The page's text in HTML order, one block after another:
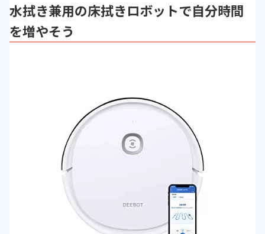
ジャパネットなどの通販サイトの最新売れ筋ランキ
ングもチェック
床拭きロボット掃除機使用時の注意点とデメリット
水拭き兼用の床拭きロボットで自分時間
を増やそう